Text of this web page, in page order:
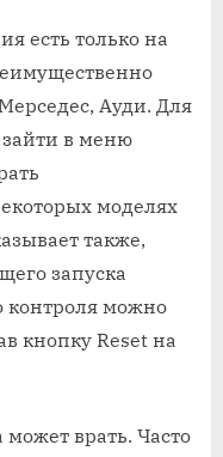
есть только на
Ауди. Для
зайти в меню
моделях
также,
запуска
контроля можно
кнопку Reset на
врать. Часто